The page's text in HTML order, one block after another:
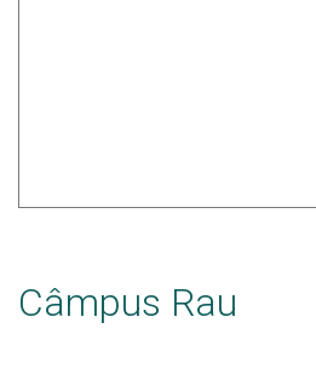
Câmpus Rau